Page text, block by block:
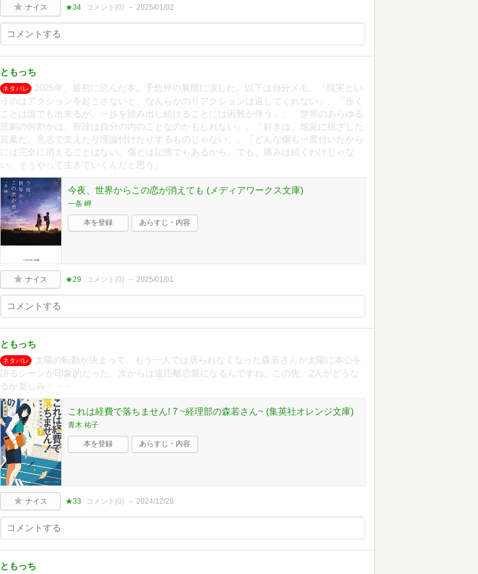
ナイス ★34 コメント(0) 2025/01/02
ともっち
ネタバレ
2025年、最初に読んだ本。予想外の展開に涙した。以下は自分メモ。「現実とい
うのはアクションを起こさないと、なんらかのリアクションは返してくれない」、「歩く
ことは誰でも出来るが、一歩を踏み出し続けることには困難が伴う」、「世界のあらゆる
悲劇の何割かは、所詮は自分の内のことなのかもしれない」、「好きは、感覚に根ざした
言葉だ。意志で支えたり理論付けたりするものじゃない」、「どんな傷も一度付いたから
には完全に消えることはない。傷とは記憶でもあるから。でも、痛みは続くわけじゃな
い。そうやって生きていくんだと思う」
今夜、世界からこの恋が消えても (メディアワークス文庫)
一条 岬
本を登録 あらすじ・内容
ナイス ★29 コメント(0) 2025/01/01
ともっち
ネタバレ
太陽の転勤が決まって、もう一人では居られなくなった森若さんが太陽に本心を
語るシーンが印象的だった。次からは遠距離恋愛になるんですね。この先、2人がどうな
るか楽しみ・・・
これは経費で落ちません! 7 ~経理部の森若さん~ (集英社オレンジ文庫)
青木 祐子
本を登録 あらすじ・内容
ナイス ★33 コメント(0) 2024/12/28
ともっち